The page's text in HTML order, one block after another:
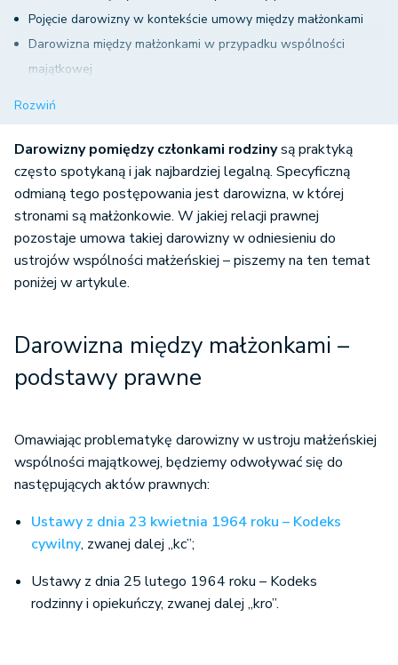
Pojęcie darowizny w kontekście umowy między małżonkami
Darowizna między małżonkami w przypadku wspólności
majątkowej
Dokonanie darowizny z majątku wspólnego na rzecz majątku
osobistego jednego z małżonków
Dopuszczalność darowizny z majątku osobistego na rzecz
majątku wspólnego małżonków
Darowizna w ustroju małżeńskiej wspólności majątkowej –
podsumowanie
Rozwiń
Darowizny pomiędzy członkami rodzinysą praktyką
często spotykaną i jak najbardziej legalną. Specyficzną
odmianą tego postępowania jest darowizna, w której
stronami są małżonkowie. W jakiej relacji prawnej
pozostaje umowa takiej darowizny w odniesieniu do
ustrojów wspólności małżeńskiej – piszemy na ten temat
poniżej w artykule.
Darowizna między małżonkami –
podstawy prawne
Omawiając problematykę darowizny w ustroju małżeńskiej
wspólności majątkowej, będziemy odwoływać się do
następujących aktów prawnych:
Ustawy z dnia 23 kwietnia 1964 roku – Kodeks
cywilny, zwanej dalej „kc”;
Ustawy z dnia 25 lutego 1964 roku – Kodeks
rodzinny i opiekuńczy, zwanej dalej „kro”.